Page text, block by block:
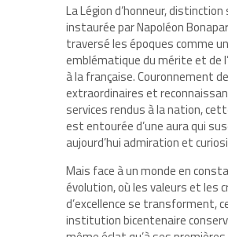
La Légion d’honneur,
instaurée par Napoléon
traversé les époques comme
emblématique du mérite et de
à la française. Couronnement
extraordinaires et
services rendus à la nation,
est entourée d’une aura qui
aujourd’hui admiration et
Mais face à un monde en
évolution, où les valeurs et les
d’excellence se transforment,
institution bicentenaire